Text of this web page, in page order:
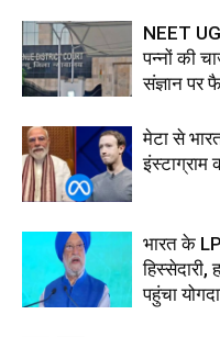
NEET
पन्नों की
संज्ञान पर
मेटा से
इंस्टाग्राम
भारत के
पहुंचा